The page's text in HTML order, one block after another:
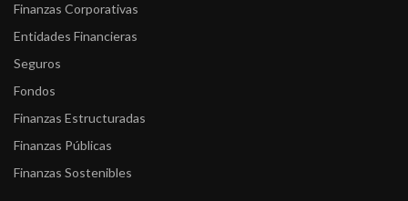
Finanzas Corporativas
Entidades Financieras
Seguros
Fondos
Finanzas Estructuradas
Finanzas Públicas
Finanzas Sostenibles